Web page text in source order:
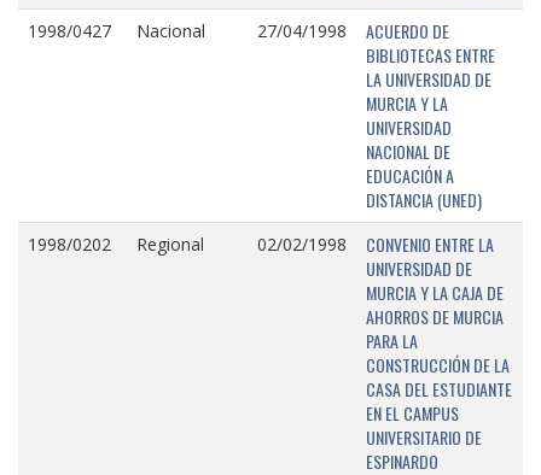
1998/0427 Nacional 27/04/1998
ACUERDO DE
BIBLIOTECAS ENTRE
LA UNIVERSIDAD DE
MURCIA Y LA
UNIVERSIDAD
NACIONAL DE
EDUCACIÓN A
DISTANCIA (UNED)
1998/0202 Regional 02/02/1998
CONVENIO ENTRE LA
UNIVERSIDAD DE
MURCIA Y LA CAJA DE
AHORROS DE MURCIA
PARA LA
CONSTRUCCIÓN DE LA
CASA DEL ESTUDIANTE
EN EL CAMPUS
UNIVERSITARIO DE
ESPINARDO